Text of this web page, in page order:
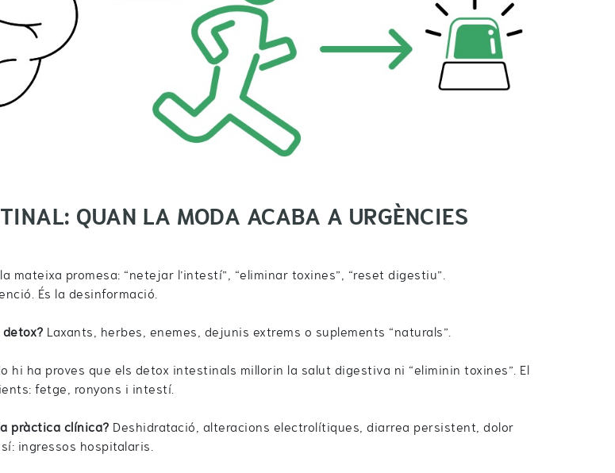
QUAN LA MODA ACABA A URGÈNCIES
mateixa promesa: “netejar l’intestí”, “eliminar toxines”, “reset digestiu”.
És la desinformació.
Laxants, herbes, enemes, dejunis extrems o suplements “naturals”.
hi ha proves que els detox intestinals millorin la salut digestiva ni “eliminin toxines”. El
fetge, ronyons i intestí.
pràctica clínica? Deshidratació, alteracions electrolítiques, diarrea persistent, dolor
ingressos hospitalaris.